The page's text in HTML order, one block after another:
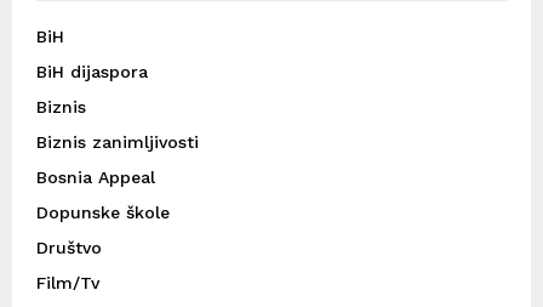
BiH
BiH dijaspora
Biznis
Biznis zanimljivosti
Bosnia Appeal
Dopunske škole
Društvo
Film/Tv